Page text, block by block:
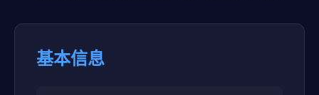
基本信息